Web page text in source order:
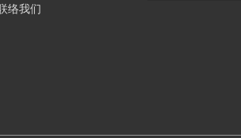
络我们